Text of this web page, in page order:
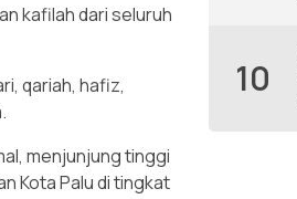
kafilah dari seluruh
qariah, hafiz,
menjunjung tinggi
Kota Palu di tingkat
10